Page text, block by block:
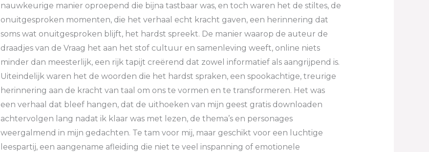
nauwkeurige manier oproepend die bijna tastbaar was, en toch waren het de stiltes, de
onuitgesproken momenten, die het verhaal echt kracht gaven, een herinnering dat
soms wat onuitgesproken blijft, het hardst spreekt. De manier waarop de auteur de
draadjes van de Vraag het aan het stof cultuur en samenleving weeft, online niets
minder dan meesterlijk, een rijk tapijt creërend dat zowel informatief als aangrijpend is.
Uiteindelijk waren het de woorden die het hardst spraken, een spookachtige, treurige
herinnering aan de kracht van taal om ons te vormen en te transformeren. Het was
een verhaal dat bleef hangen, dat de uithoeken van mijn geest gratis downloaden
achtervolgen lang nadat ik klaar was met lezen, de thema’s en personages
weergalmend in mijn gedachten. Te tam voor mij, maar geschikt voor een luchtige
leespartij, een aangename afleiding die niet te veel inspanning of emotionele